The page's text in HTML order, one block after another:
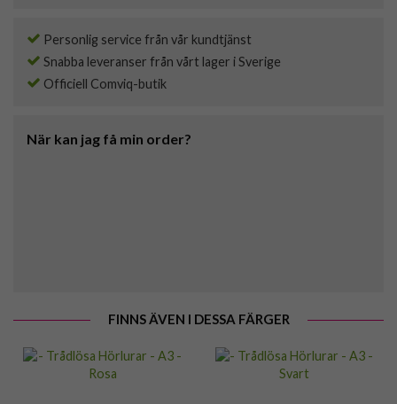
Personlig service från vår kundtjänst
Snabba leveranser från vårt lager i Sverige
Officiell Comviq-butik
När kan jag få min order?
FINNS ÄVEN I DESSA FÄRGER